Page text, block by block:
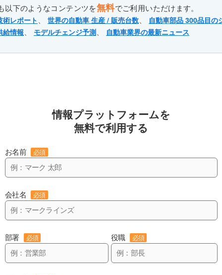
以下のようなコンテンツを無料でご利用いただけます。
術レポート 、 世界の自動車 生産 / 販売台数、
自動車部品 300品目の
給情報、 モデルチェンジ予測、 自動車業界の最新ニュース
情報プラットフォームを
無料で利用する
お名前 必須
会社名 必須
部署 必須 役職 必須